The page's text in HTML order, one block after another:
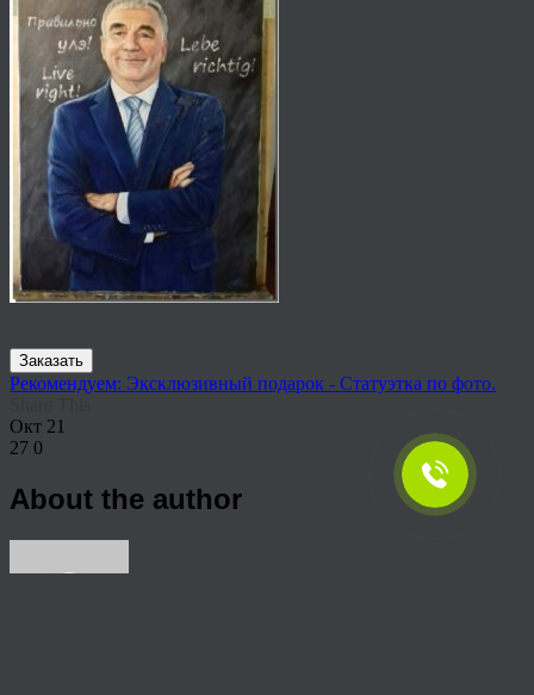
Заказать
Рекомендуем: Эксклюзивный подарок - Статуэтка по фото.
Окт 21
27 0
About the author